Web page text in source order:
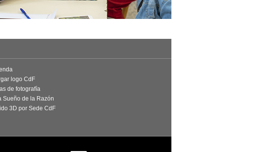
logo CdF
de fotografía
Sueño de la Razón
3D por Sede CdF